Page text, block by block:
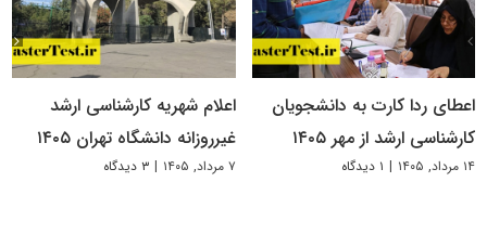
اعطای ردا کارت به دانشجویان
کارشناسی ارشد از مهر ۱۴۰۵
۱۴ مرداد, ۱۴۰۵ | ۱ دیدگاه
اعلام شهریه کارشناسی ارشد
غیرروزانه دانشگاه تهران ۱۴۰۵
۷ مرداد, ۱۴۰۵ | ۳ دیدگاه